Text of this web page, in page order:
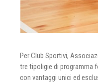
Per Club Sportivi,
tre tipoligie di programma
con vantaggi unici ed